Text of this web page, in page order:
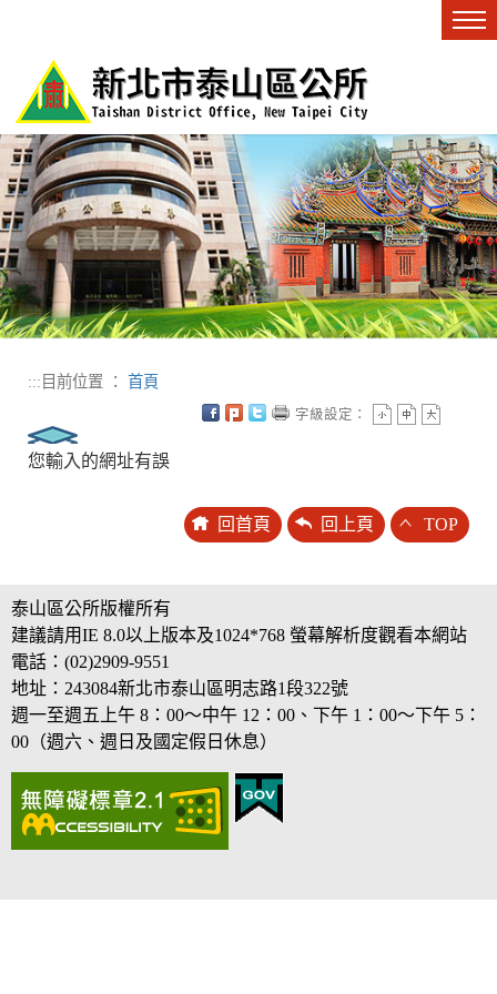
::: 目前位置 ： 首頁
字級設定：
您輸入的網址有誤
回首頁 回上頁 TOP
泰山區公所版權所有
建議請用IE 8.0以上版本及1024*768 螢幕解析度觀看本網站
電話：(02)2909-9551
地址：243084新北市泰山區明志路1段322號
週一至週五上午 8：00～中午 12：00、下午 1：00～下午 5：
00（週六、週日及國定假日休息）